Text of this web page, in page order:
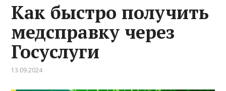
Как быстро получить
медсправку через
Госуслуги
13.09.2024